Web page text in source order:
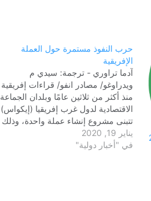
حرب النفوذ مستمرة حول العملة
الإفريقية
آدما تراوري - ترجمة: سيدي م
ويدراوغو/ مصادر انفو/ قراءات إفريقية
منذ أكثر من ثلاثين عامًا وبلدان الجماعة
الاقتصادية لدول غرب إفريقيا (إيكواس)
تتبنى مشروع إنشاء عملة واحدة، وذلك
كوناكري (غينيا)، علمًا بأن الهدف هو
يناير 19, 2020
في "أخبار دولية"